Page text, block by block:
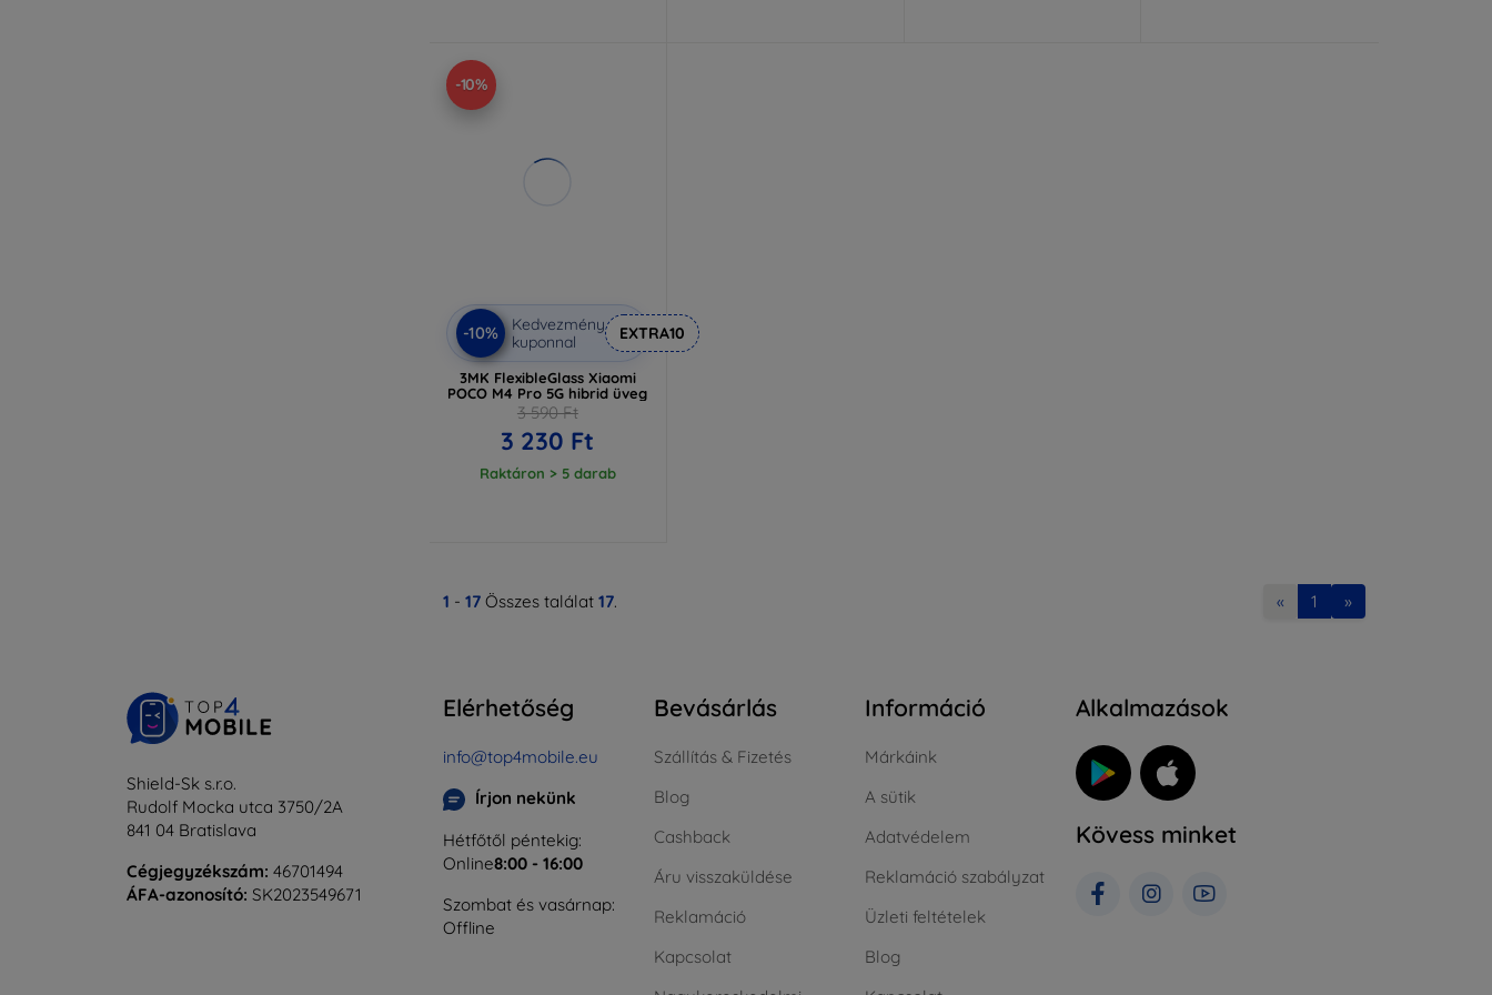
-10%
-10%
Kedvezmény
kuponnal
EXTRA10
3MK FlexibleGlass Xiaomi
POCO M4 Pro 5G hibrid üveg
3 590 Ft
3 230 Ft
Raktáron > 5 darab
1 - 17 Összes találat 17. « 1 »
Shield-Sk s.r.o.
Rudolf Mocka utca 3750/2A
841 04 Bratislava
Cégjegyzékszám: 46701494
ÁFA-azonosító: SK2023549671
Elérhetőség
info@top4mobile.eu
Írjon nekünk
Hétfőtől péntekig:
Online8:00 - 16:00
Szombat és vasárnap:
Offline
Bevásárlás
Szállítás & Fizetés
Blog
Cashback
Áru visszaküldése
Reklamáció
Kapcsolat
Információ
Márkáink
A sütik
Adatvédelem
Reklamáció szabályzat
Üzleti feltételek
Blog
Alkalmazások
Kövess minket